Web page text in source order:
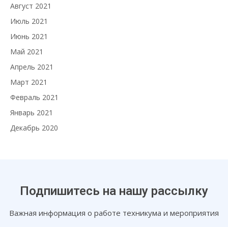
Август 2021
Июль 2021
Июнь 2021
Май 2021
Апрель 2021
Март 2021
Февраль 2021
Январь 2021
Декабрь 2020
Подпишитесь на нашу рассылку
Важная информация о работе техникума и мероприятия